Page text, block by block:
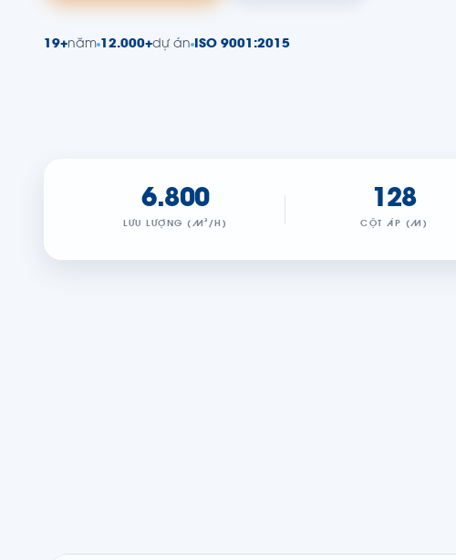
19+năm 12.000+dự án ISO 9001:2015
6.800
LƯU LƯỢNG (M³/H)
128
CỘT ÁP (M)